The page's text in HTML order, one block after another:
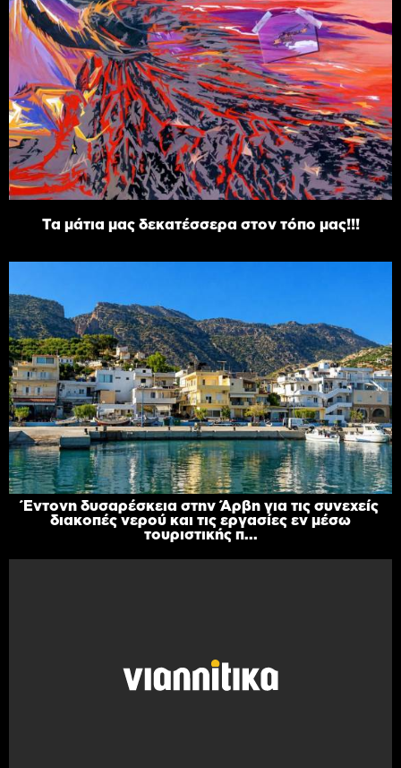
Τα μάτια μας δεκατέσσερα στον τόπο μας!!!
Έντονη δυσαρέσκεια στην Άρβη για τις συνεχείς
διακοπές νερού και τις εργασίες εν μέσω
τουριστικής π...